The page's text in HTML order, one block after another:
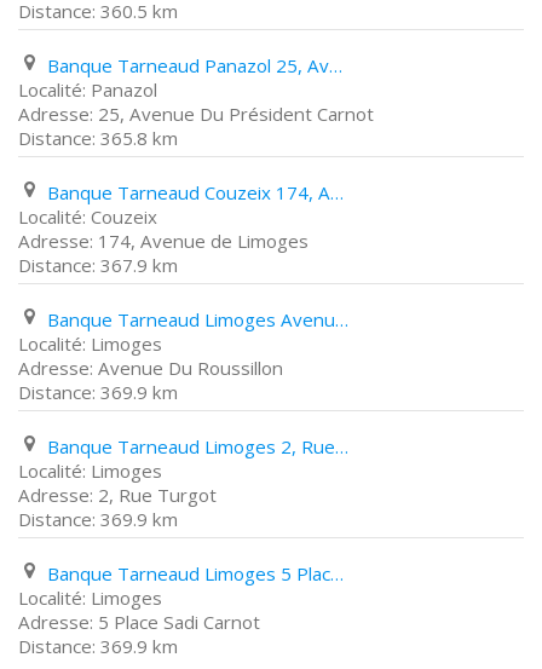
360.5 km
Banque Tarneaud Panazol 25, Avenue Du Président Carnot
Panazol
25, Avenue Du Président Carnot
365.8 km
Banque Tarneaud Couzeix 174, Avenue de Limoges
Couzeix
174, Avenue de Limoges
367.9 km
Banque Tarneaud Limoges Avenue Du Roussillon
Limoges
Avenue Du Roussillon
369.9 km
Banque Tarneaud Limoges 2, Rue Turgot
Limoges
2, Rue Turgot
369.9 km
Banque Tarneaud Limoges 5 Place Sadi Carnot
Limoges
5 Place Sadi Carnot
369.9 km